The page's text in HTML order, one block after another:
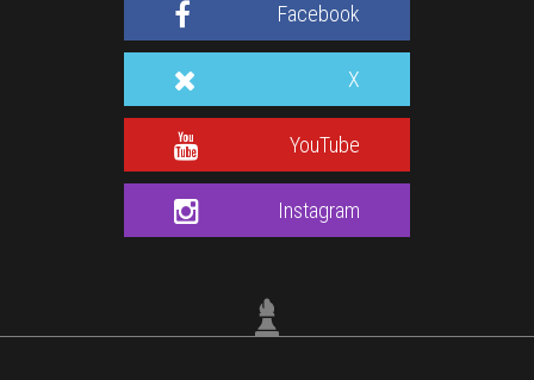
Facebook
X
YouTube
Instagram